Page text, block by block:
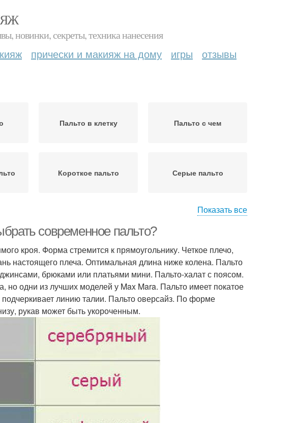
новинки, секреты, техника нанесения
прически и макияж на дому игры отзывы
Пальто в клетку Пальто с чем
Короткое пальто Серые пальто
Показать все
современное пальто?
кроя. Форма стремится к прямоугольнику. Четкое плечо,
настоящего плеча. Оптимальная длина ниже колена. Пальто
брюками или платьями мини. Пальто-халат с поясом.
но одни из лучших моделей у Max Mara. Пальто имеет покатое
линию талии. Пальто оверсайз. По форме
рукав может быть укороченным.